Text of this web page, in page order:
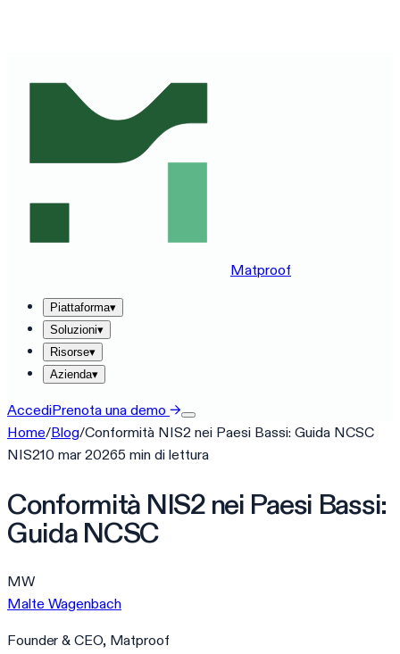
Matproof
Piattaforma▾
Soluzioni▾
Risorse▾
Azienda▾
AccediPrenota una demo →
Home/Blog/Conformità NIS2 nei Paesi Bassi: Guida NCSC
NIS210 mar 20265 min di lettura
Conformità NIS2 nei Paesi Bassi:
Guida NCSC
MW
Malte Wagenbach
Founder & CEO, Matproof